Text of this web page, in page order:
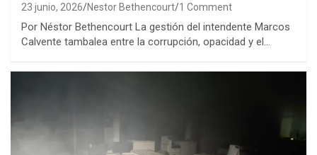
23 junio, 2026 Nestor Bethencourt 1 Comment
Por Néstor Bethencourt La gestión del intendente Marcos
Calvente tambalea entre la corrupción, opacidad y el…